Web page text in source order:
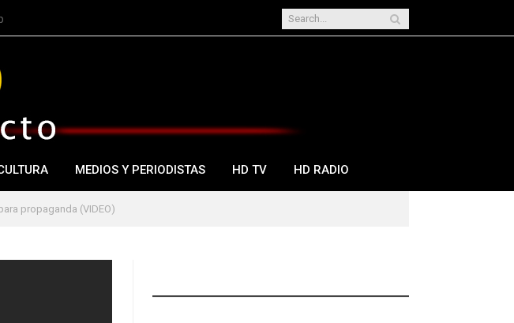
MEDIOS Y PERIODISTAS HD TV HD RADIO
propaganda (VIDEO)